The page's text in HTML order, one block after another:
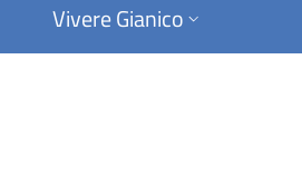
Vivere Gianico